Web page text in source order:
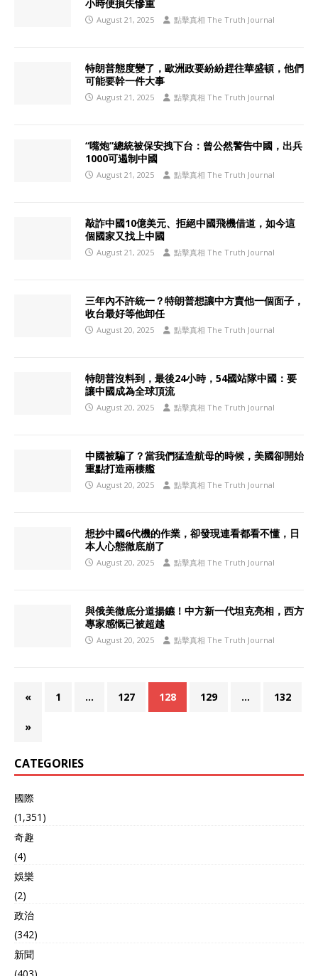
小時便損失慘重
August 21, 2025 點擊真相 The Truth Journal
特朗普態度變了，歐洲政要紛紛趕往華盛頓，他們
可能要幹一件大事
August 21, 2025 點擊真相 The Truth Journal
“嘴炮”總統被保安拽下台：曾公然警告中國，出兵
1000可遏制中國
August 21, 2025 點擊真相 The Truth Journal
敲詐中國10億美元、拒絕中國飛機借道，如今這
個國家又找上中國
August 21, 2025 點擊真相 The Truth Journal
三年內不許統一？特朗普想讓中方賣他一個面子，
收台最好等他卸任
August 20, 2025 點擊真相 The Truth Journal
特朗普沒料到，最後24小時，54國站隊中國：要
讓中國成為全球頂流
August 20, 2025 點擊真相 The Truth Journal
中國被騙了？當我們猛造航母的時候，美國卻開始
重點打造兩棲艦
August 20, 2025 點擊真相 The Truth Journal
想抄中國6代機的作業，卻發現連看都看不懂，日
本人心態徹底崩了
August 20, 2025 點擊真相 The Truth Journal
與俄美徹底分道揚鑣！中方新一代坦克亮相，西方
專家感慨已被超越
August 20, 2025 點擊真相 The Truth Journal
« 1 … 127 128 129 … 132
»
CATEGORIES
國際
(1,351)
奇趣
(4)
娛樂
(2)
政治
(342)
新聞